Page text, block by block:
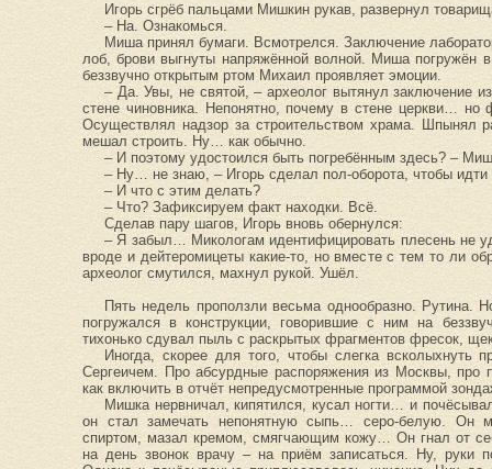
Игорь сгрёб пальцами Мишкин рукав, развернул
– На. Ознакомься.
Миша принял бумаги. Всмотрелся. Заключение
лоб, брови выгнуты напряжённой волной. Миша погружён
беззвучно открытым ртом Михаил проявляет эмоции.
– Да. Увы, не святой, – археолог вытянул заключение
стене чиновника. Непонятно, почему в стене церкви…
Осуществлял надзор за строительством храма. Шпынял
мешал строить. Ну… как обычно.
– И поэтому удостоился быть погребённым здесь? –
– Ну… не знаю, – Игорь сделал пол-оборота, чтобы идти
– И что с этим делать?
– Что? Зафиксируем факт находки. Всё.
Сделав пару шагов, Игорь вновь обернулся:
– Я забыл… Микологам идентифицировать плесень не
вроде и дейтеромицеты какие-то, но вместе с тем то ли
археолог смутился, махнул рукой. Ушёл.
Пять недель проползли весьма однообразно.
погружался в конструкции, говорившие с ним на
тихонько сдувал пыль с раскрытых фрагментов фресок,
Иногда, скорее для того, чтобы слегка всколыхнуть
Сергеичем. Про абсурдные распоряжения из Москвы, про
как включить в отчёт непредусмотренные программой
Мишка нервничал, кипятился, кусал ногти… и
он стал замечать непонятную сыпь… серо-белую. Он
спиртом, мазал кремом, смягчающим кожу… Он гнал от
на день звонок врачу – на приём записаться. Ну, руки